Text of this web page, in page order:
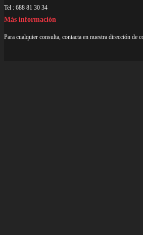
Tel : 688 81 30 34
Más información
Para cualquier consulta, contacta en nuestra dirección de